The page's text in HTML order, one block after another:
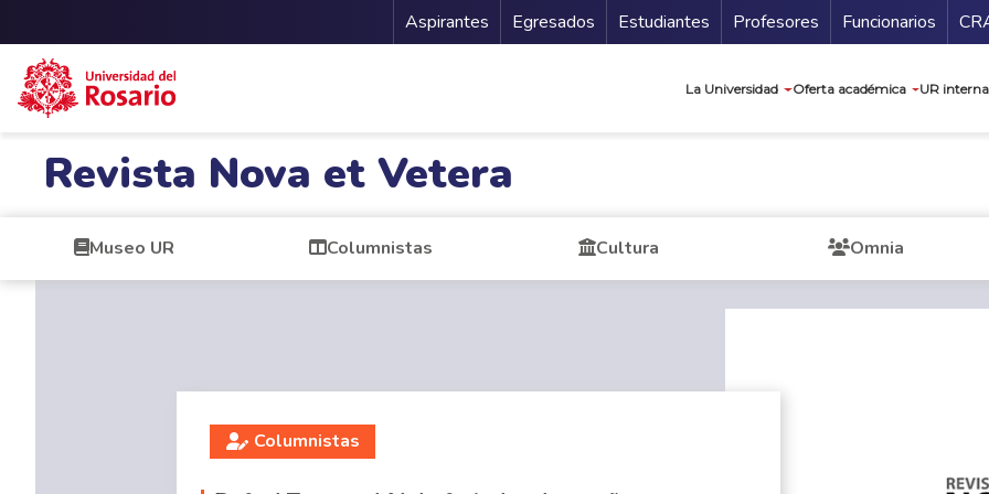
Menu Secundario
Aspirantes Egresados Estudiantes Profesores Funcionarios
La Universidad Oferta académica UR
Revista Nova et Vetera
Museo UR Columnistas Cultura Omnia
Columnistas